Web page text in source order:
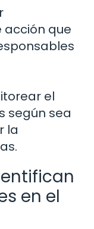
acción que
el
según sea
la
en el